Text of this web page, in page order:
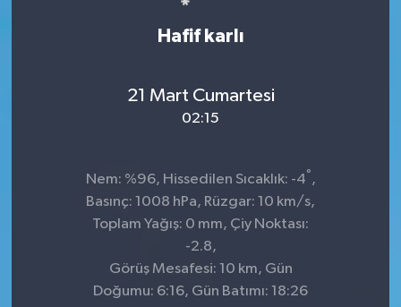
Hafif karlı
21 Mart Cumartesi
02:15
Nem: %96, Hissedilen Sıcaklık: -4° ,
Basınç: 1008 hPa, Rüzgar: 10 km/s,
Toplam Yağış: 0 mm, Çiy Noktası:
-2.8,
Görüş Mesafesi: 10 km, Gün
Doğumu: 6:16, Gün Batımı: 18:26